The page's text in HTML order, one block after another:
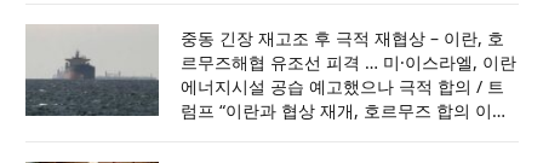
중동 긴장 재고조 후 극적 재협상 – 이란, 호
르무즈해협 유조선 피격 … 미·이스라엘, 이란
에너지시설 공습 예고했으나 극적 합의 / 트
럼프 “이란과 협상 재개, 호르무즈 합의 이뤄